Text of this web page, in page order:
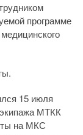
программе
15 июля
экипажа МТКК
на МКС